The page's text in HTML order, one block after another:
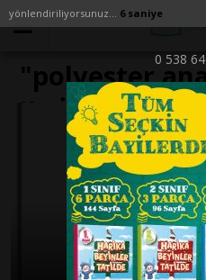
yönlendiriliyorsunuz... 6 saniye
0 538
"polyester
ile İlişikli